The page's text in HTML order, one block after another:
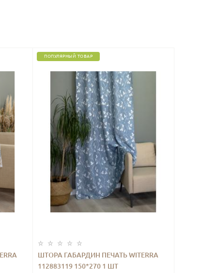
ПОПУЛЯРНЫЙ ТОВАР
ШТОРА ГАБАРДИН ПЕЧАТЬ WITERRA
112883119 150*270 1 ШТ